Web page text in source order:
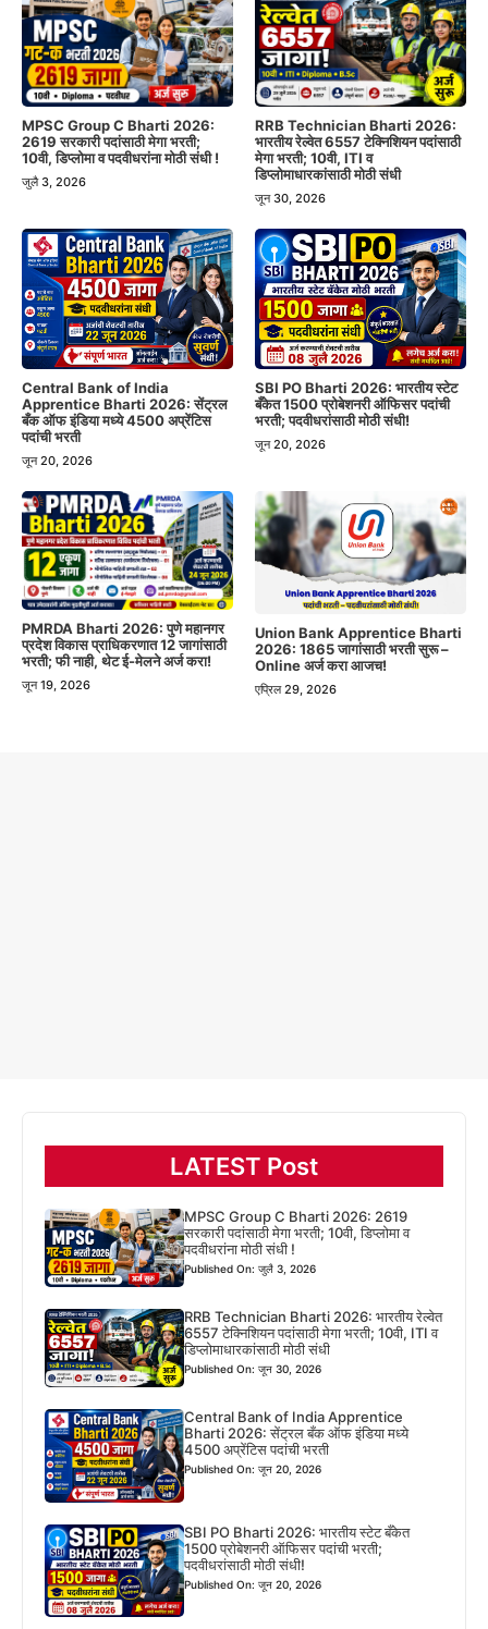
MPSC Group C Bharti 2026:
2619 सरकारी पदांसाठी मेगा भरती;
10वी, डिप्लोमा व पदवीधरांना मोठी संधी !
जुलै 3, 2026
RRB Technician Bharti 2026:
भारतीय रेल्वेत 6557 टेक्निशियन पदांसाठी
मेगा भरती; 10वी, ITI व
डिप्लोमाधारकांसाठी मोठी संधी
जून 30, 2026
Central Bank of India
Apprentice Bharti 2026: सेंट्रल
बँक ऑफ इंडिया मध्ये 4500 अप्रेंटिस
पदांची भरती
जून 20, 2026
SBI PO Bharti 2026: भारतीय स्टेट
बँकेत 1500 प्रोबेशनरी ऑफिसर पदांची
भरती; पदवीधरांसाठी मोठी संधी!
जून 20, 2026
PMRDA Bharti 2026: पुणे महानगर
प्रदेश विकास प्राधिकरणात 12 जागांसाठी
भरती; फी नाही, थेट ई-मेलने अर्ज करा!
जून 19, 2026
Union Bank Apprentice Bharti
2026: 1865 जागांसाठी भरती सुरू –
Online अर्ज करा आजच!
एप्रिल 29, 2026
LATEST Post
MPSC Group C Bharti 2026: 2619
सरकारी पदांसाठी मेगा भरती; 10वी, डिप्लोमा व
पदवीधरांना मोठी संधी !
Published On: जुलै 3, 2026
RRB Technician Bharti 2026: भारतीय रेल्वेत
6557 टेक्निशियन पदांसाठी मेगा भरती; 10वी, ITI व
डिप्लोमाधारकांसाठी मोठी संधी
Published On: जून 30, 2026
Central Bank of India Apprentice
Bharti 2026: सेंट्रल बँक ऑफ इंडिया मध्ये
4500 अप्रेंटिस पदांची भरती
Published On: जून 20, 2026
SBI PO Bharti 2026: भारतीय स्टेट बँकेत
1500 प्रोबेशनरी ऑफिसर पदांची भरती;
पदवीधरांसाठी मोठी संधी!
Published On: जून 20, 2026